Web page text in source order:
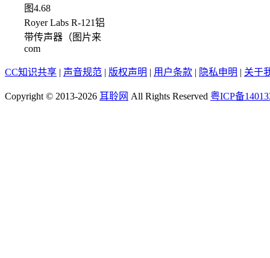
图4.68
Royer Labs R-121铝
带传声器（图片来
com
CC知识共享 | 声音规范 | 版权声明 | 用户条款 | 隐私申明 | 关于
Copyright © 2013-2026 耳聆网 All Rights Reserved 粤ICP备